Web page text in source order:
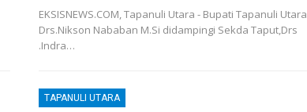
EKSISNEWS.COM, Tapanuli Utara - Bupati Tapanuli Utara
Drs.Nikson Nababan M.Si didampingi Sekda Taput,Drs
.Indra…
TAPANULI UTARA